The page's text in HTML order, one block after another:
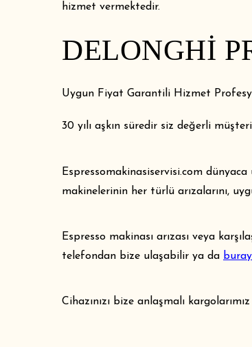
hizmet vermektedir.
DELONGHI
Uygun Fiyat Garantili Hizmet
30 yılı aşkın süredir siz değerli
Espressomakinasiservisi.com dünyaca
makinelerinin her türlü arızalarını,
Espresso makinası arızası veya
telefondan bize ulaşabilir ya da
Cihazınızı bize anlaşmalı